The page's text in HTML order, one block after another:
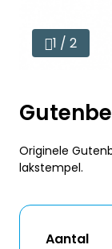
1 / 2
Originele
lakstempel.
Aantal